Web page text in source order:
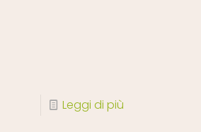
Leggi di più